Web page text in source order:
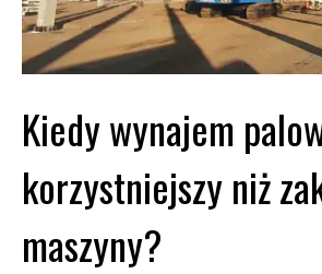
Kiedy wynajem
korzystniejszy niż
maszyny?